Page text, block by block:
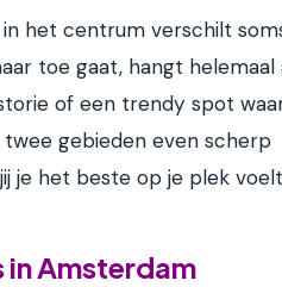
het centrum verschilt
toe gaat, hangt helemaal
of een trendy spot
gebieden even scherp
je het beste op je plek
in Amsterdam